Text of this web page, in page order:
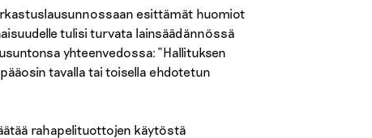
esittämät huomiot
tulisi turvata lainsäädännössä
yhteenvedossa: “Hallituksen
tavalla tai toisella ehdotetun
rahapelituottojen käytöstä